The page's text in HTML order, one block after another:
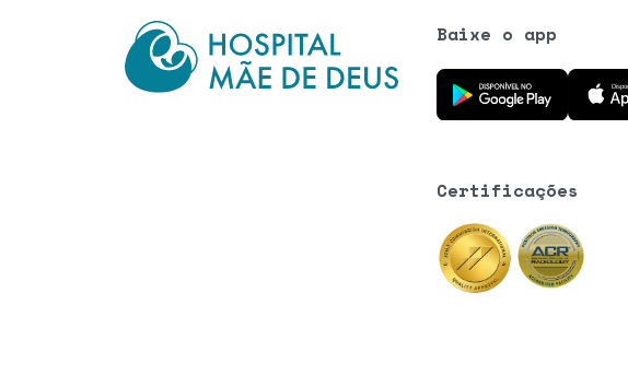
Baixe o app
Baixe o aplicativo naBaixe o
Certificações